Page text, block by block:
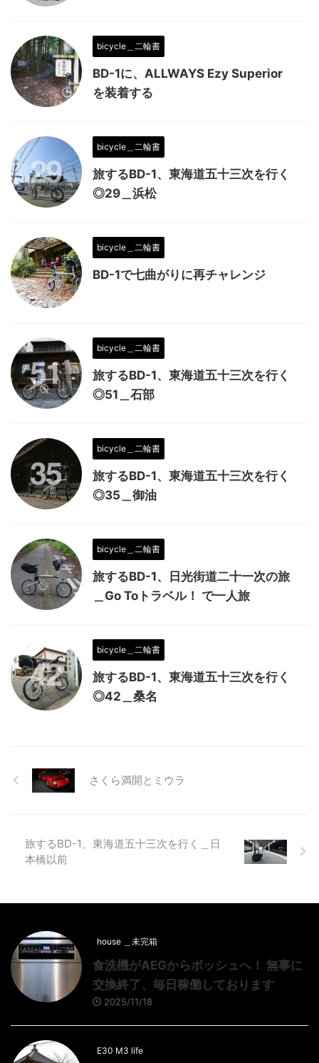
bicycle＿二輪書
BD-1に、ALLWAYS Ezy Superior
を装着する
bicycle＿二輪書
旅するBD-1、東海道五十三次を行く
◎29＿浜松
bicycle＿二輪書
BD-1で七曲がりに再チャレンジ
bicycle＿二輪書
旅するBD-1、東海道五十三次を行く
◎51＿石部
bicycle＿二輪書
旅するBD-1、東海道五十三次を行く
◎35＿御油
bicycle＿二輪書
旅するBD-1、日光街道二十一次の旅
＿Go Toトラベル！ で一人旅
bicycle＿二輪書
旅するBD-1、東海道五十三次を行く
◎42＿桑名
さくら満開とミウラ
旅するBD-1、東海道五十三次を行く＿日
本橋以前
house ＿未完箱
食洗機がAEGからボッシュへ！ 無事に
交換終了、毎日稼働しております
2025/11/18
E30 M3 life